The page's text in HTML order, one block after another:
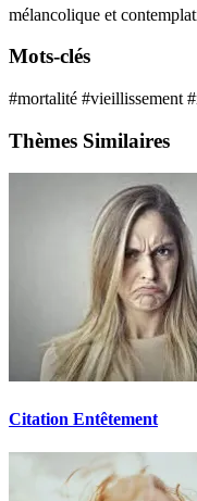
mélancolique et
Mots-clés
#mortalité #vieillissement
Thèmes Similaires
Citation Entêtement